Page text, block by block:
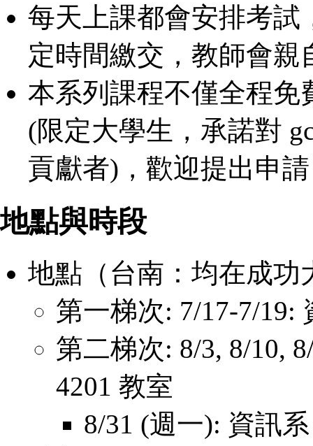
每天上課都會安排考試
定時間繳交，教師會親
本系列課程不僅全程免
(限定大學生，承諾對
貢獻者)，歡迎提出申請
地點與時段
地點（台南：均在成功
第一梯次: 7/17-7/19:
第二梯次: 8/3, 8/10,
4201 教室
8/31 (週一): 資訊